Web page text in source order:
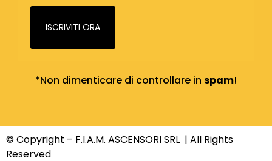
ISCRIVITI ORA
*Non dimenticare di controllare in spam!
© Copyright – F.I.A.M. ASCENSORI SRL | All Rights
Reserved